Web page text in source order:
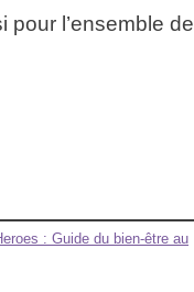
pour l’ensemble de
: Guide du bien-être au